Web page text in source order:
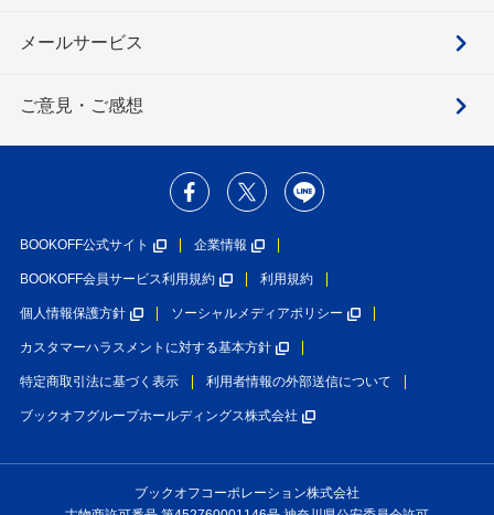
メールサービス
ご意見・ご感想
BOOKOFF公式サイト 企業情報
BOOKOFF会員サービス利用規約 利用規約
個人情報保護方針 ソーシャルメディアポリシー
カスタマーハラスメントに対する基本方針
特定商取引法に基づく表示 利用者情報の外部送信について
ブックオフグループホールディングス株式会社
ブックオフコーポレーション株式会社